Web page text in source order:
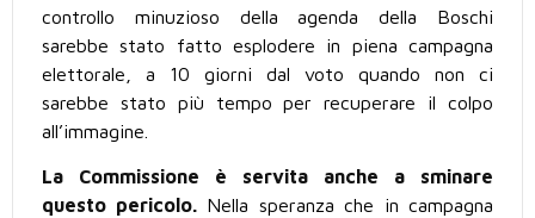
controllo minuzioso della agenda della Boschi
sarebbe stato fatto esplodere in piena campagna
elettorale, a 10 giorni dal voto quando non ci
sarebbe stato più tempo per recuperare il colpo
all’immagine.
La Commissione è servita anche a sminare
questo pericolo.Nella speranza che in campagna